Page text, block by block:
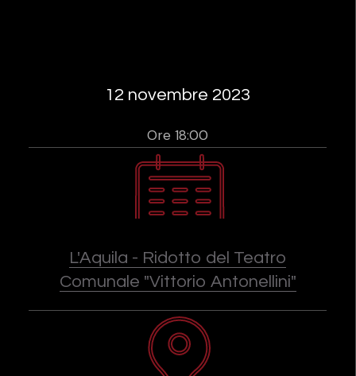
12 novembre 2023
Ore 18:00
L'Aquila - Ridotto del Teatro
Comunale "Vittorio Antonellini"